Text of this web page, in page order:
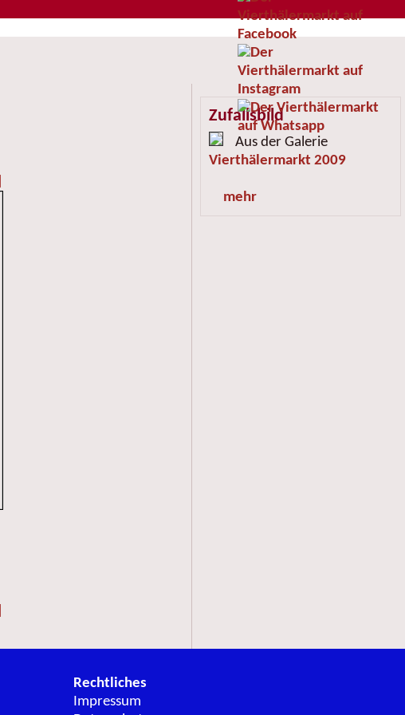
Zufallsbild
Aus der Galerie
Vierthälermarkt 2009
mehr
Rechtliches
Impressum